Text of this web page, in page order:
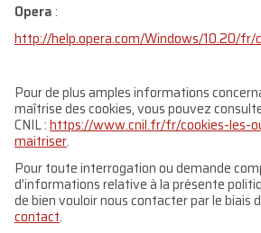
Opera:
http://help.opera.com/Windows/10.20/fr/
Pour de plus amples informations
maîtrise des cookies, vous pouvez
CNIL :https://www.cnil.fr/fr/cookies-les-
maitriser.
Pour toute interrogation ou demande
d’informations relative à la présente
de bien vouloir nous contacter par le biais
contact.